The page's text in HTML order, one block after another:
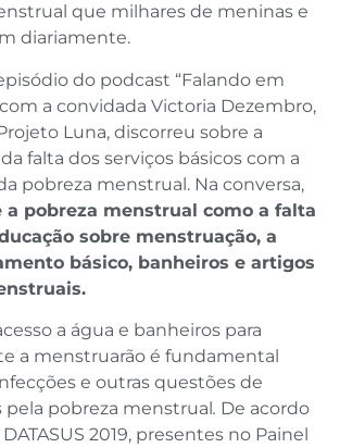
que milhares de meninas e
diariamente.
do podcast “Falando em
a convidada Victoria Dezembro,
Luna, discorreu sobre a
falta dos serviços básicos com a
pobreza menstrual. Na conversa,
a pobreza menstrual como a falta
sobre menstruação, a
básico, banheiros e artigos
a água e banheiros para
a menstruarão é fundamental
e outras questões de
pela pobreza menstrual. De acordo
2019, presentes no Painel